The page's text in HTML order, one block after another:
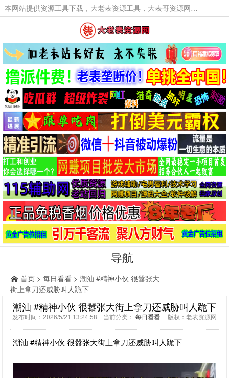
本网站提供资源工具下载，大老表资源工具，大表哥资源网软件工具，大老表资源下载，活动线报福利资源分享,活动线报，大型网游经典游戏，网络热门技术游戏辅助交流与分享。
导航
首页 > 每日看看 > 潮汕 #精神小伙 很嚣张大
街上拿刀还威胁叫人跪下
潮汕 #精神小伙 很嚣张大街上拿刀还威胁叫人跪下
发布时间：2026/5/21 13:24:58 当前分类： 每日看看 版权：老表资源网
潮汕 #精神小伙 很嚣张大街上拿刀还威胁叫人跪下